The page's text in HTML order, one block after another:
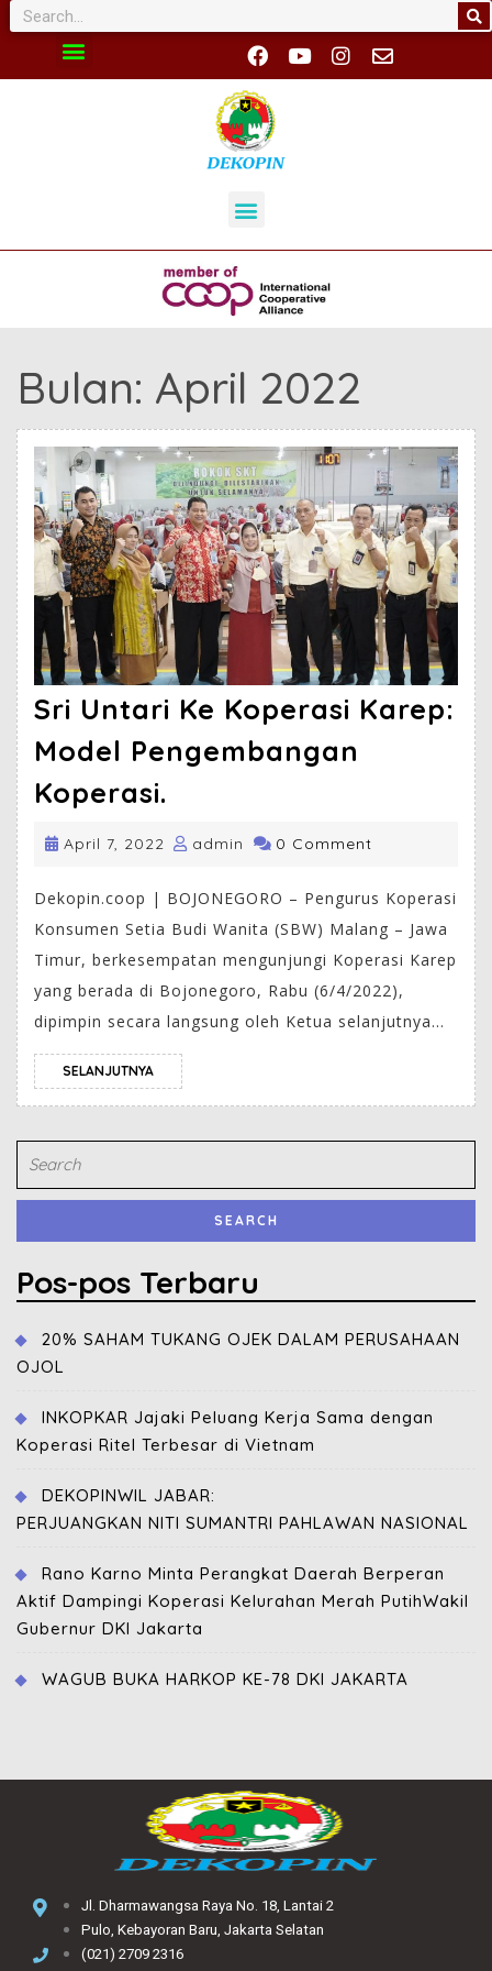
Bulan: April 2022
Sri Untari Ke Koperasi Karep:
Model Pengembangan
Koperasi.
April 7, 2022 admin 0 Comment
Dekopin.coop | BOJONEGORO – Pengurus Koperasi
Konsumen Setia Budi Wanita (SBW) Malang – Jawa
Timur, berkesempatan mengunjungi Koperasi Karep
yang berada di Bojonegoro, Rabu (6/4/2022),
dipimpin secara langsung oleh Ketua selanjutnya...
SELANJUTNYA
Pos-pos Terbaru
20% SAHAM TUKANG OJEK DALAM PERUSAHAAN
OJOL
INKOPKAR Jajaki Peluang Kerja Sama dengan
Koperasi Ritel Terbesar di Vietnam
DEKOPINWIL JABAR:
PERJUANGKAN NITI SUMANTRI PAHLAWAN NASIONAL
Rano Karno Minta Perangkat Daerah Berperan
Aktif Dampingi Koperasi Kelurahan Merah PutihWakil
Gubernur DKI Jakarta
WAGUB BUKA HARKOP KE-78 DKI JAKARTA
Jl. Dharmawangsa Raya No. 18, Lantai 2
Pulo, Kebayoran Baru, Jakarta Selatan
(021) 2709 2316